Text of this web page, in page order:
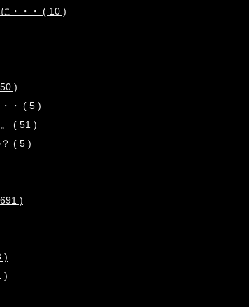
・・・ ( 10 )
)
・ ( 5 )
( 51 )
( 5 )
)
)
)